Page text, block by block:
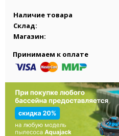
Наличие товара
Склад:
Магазин:
Принимаем к оплате